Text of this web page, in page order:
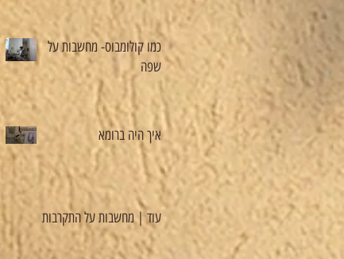
כמו קולומבוס- מחשבות על
שפה
איך היה ברומא
עוד | מחשבות על התקרבות